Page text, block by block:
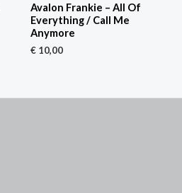
Avalon Frankie – All Of
Everything / Call Me
Anymore
€ 10,00